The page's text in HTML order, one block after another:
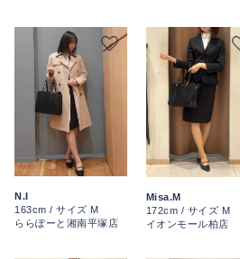
N.I
163cm / サイズ M
ららぽーと湘南平塚店
Misa.M
172cm / サイズ M
イオンモール柏店